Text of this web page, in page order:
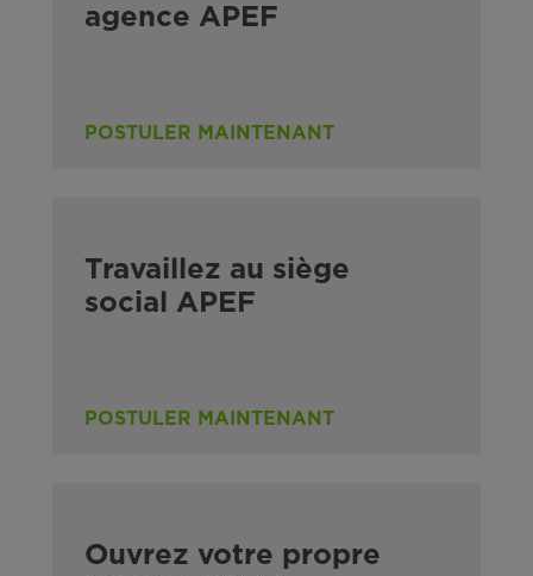
agence APEF
POSTULER MAINTENANT
Travaillez au siège
social APEF
POSTULER MAINTENANT
Ouvrez votre propre